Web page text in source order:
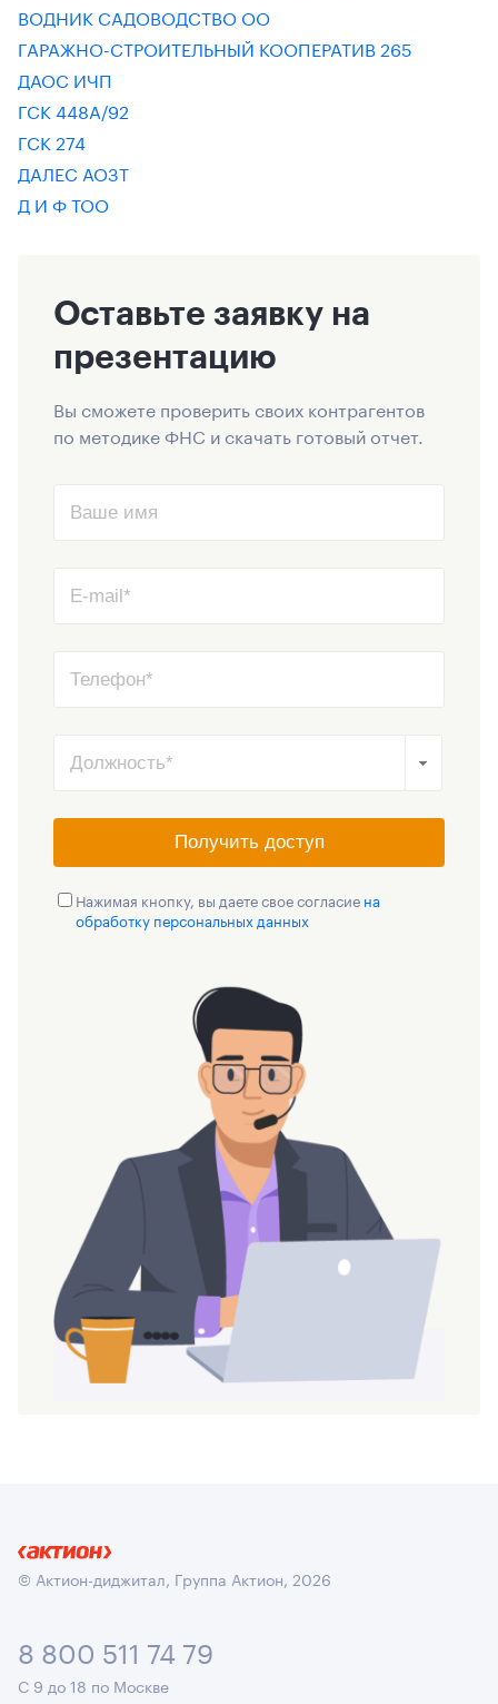
ВОДНИК САДОВОДСТВО ОО
ГАРАЖНО-СТРОИТЕЛЬНЫЙ КООПЕРАТИВ 265
ДАОС ИЧП
ГСК 448А/92
ГСК 274
ДАЛЕС АОЗТ
Д И Ф ТОО
Оставьте заявку на
презентацию
Вы сможете проверить своих контрагентов
по методике ФНС и скачать готовый отчет.
Получить доступ
Нажимая кнопку, вы даете свое согласие на
обработку персональных данных
© Актион-диджитал, Группа Актион, 2026
8 800 511 74 79
С 9 до 18 по Москве